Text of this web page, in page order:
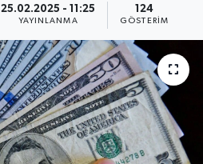
25.02.2025 - 11:25
YAYINLANMA
124
GÖSTERIM